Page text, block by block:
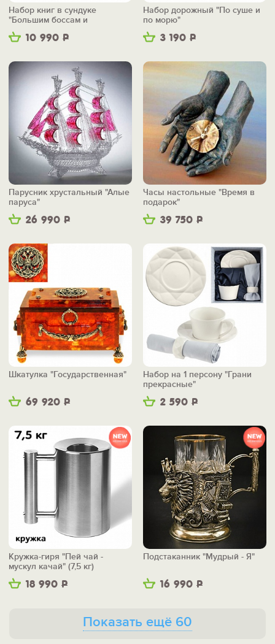
10 990 Р
Набор книг в сундуке
"Большим боссам и
маленьким"
3 190 Р
Набор дорожный "По суше и
по морю"
26 990 Р
Парусник хрустальный "Алые
паруса"
39 750 Р
Часы настольные "Время в
подарок"
69 920 Р
Шкатулка "Государственная"
2 590 Р
Набор на 1 персону "Грани
прекрасные"
18 990 Р
Кружка-гиря "Пей чай -
мускул качай" (7,5 кг)
16 990 Р
Подстаканник "Мудрый - Я"
Показать ещё 60